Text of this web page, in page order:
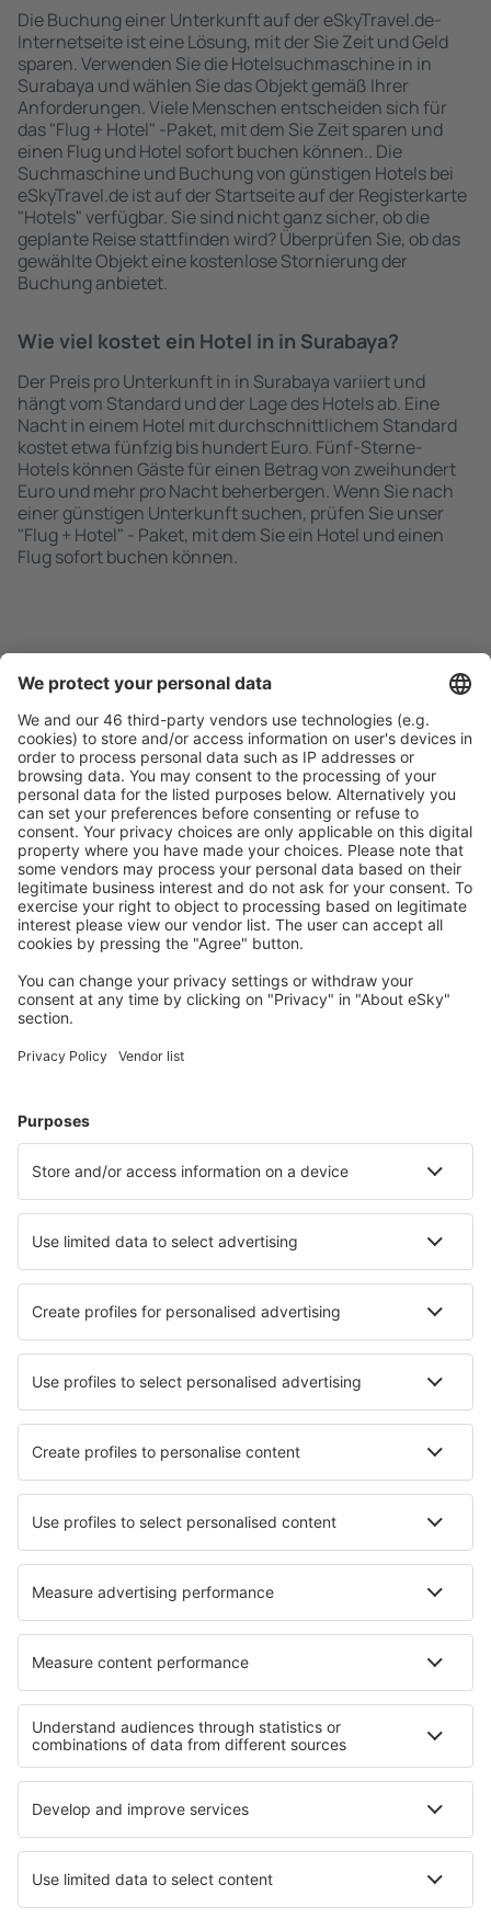
Die Buchung einer Unterkunft auf der eSkyTravel.de-
Internetseite ist eine Lösung, mit der Sie Zeit und Geld
sparen. Verwenden Sie die Hotelsuchmaschine in in
Surabaya und wählen Sie das Objekt gemäß Ihrer
Anforderungen. Viele Menschen entscheiden sich für
das "Flug + Hotel" -Paket, mit dem Sie Zeit sparen und
einen Flug und Hotel sofort buchen können.. Die
Suchmaschine und Buchung von günstigen Hotels bei
eSkyTravel.de ist auf der Startseite auf der Registerkarte
"Hotels" verfügbar. Sie sind nicht ganz sicher, ob die
geplante Reise stattfinden wird? Überprüfen Sie, ob das
gewählte Objekt eine kostenlose Stornierung der
Buchung anbietet.
Wie viel kostet ein Hotel in in Surabaya?
Der Preis pro Unterkunft in in Surabaya variiert und
hängt vom Standard und der Lage des Hotels ab. Eine
Nacht in einem Hotel mit durchschnittlichem Standard
kostet etwa fünfzig bis hundert Euro. Fünf-Sterne-
Hotels können Gäste für einen Betrag von zweihundert
Euro und mehr pro Nacht beherbergen. Wenn Sie nach
einer günstigen Unterkunft suchen, prüfen Sie unser
"Flug + Hotel" - Paket, mit dem Sie ein Hotel und einen
Flug sofort buchen können.
Angebot an Ihre Bedürfnisse angepasst.
Sicher planen
Buchen ohne Sorgen mit einer kostenlosen
Stornierungsoption.
Mehr sparen
Attraktive Preise und Spezialangebote für eingeloggte
Benutzer.
Wählen Sie aus über 1,3 Millionen Unterkünften: Hotels,
Hütten, Apartments und andere.
Hotels in Indonesien - Beliebte Städte
Hotels in Tangerang Hotels in Ubud Hotels in Malang
Hotels in Kalianda Hotels in Padang Panjang
Die besten Hotels - Städte
Hotels in Villava Hotels in Houghton
Hotels in Byhalia Hotels in Anykščiai
Hotels in Montségur-sur-Lauzon Hotels Trazo
Hotels in Lucillos Hotels La Lecherette
Die besten Hotels - Regionen
Hotels auf Bali Hotels auf Lombok
Hotels in Nationalpark Polesie
Hotels in Northern Hungarian Plains Hotels in Bryce Canyon
Hotels in Swakopmund Hotels in Thrazien